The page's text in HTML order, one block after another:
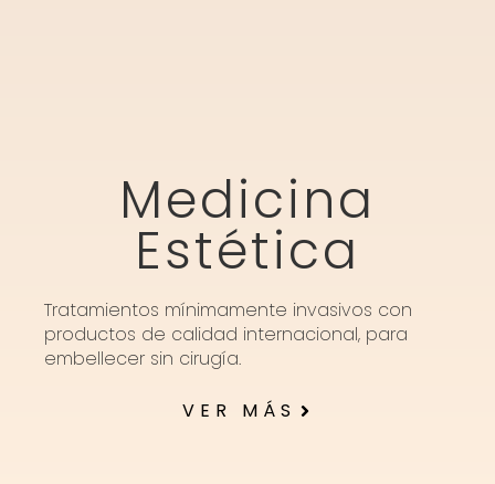
Medicina
Estética
Tratamientos mínimamente invasivos con
productos de calidad internacional, para
embellecer sin cirugía.
VER MÁS